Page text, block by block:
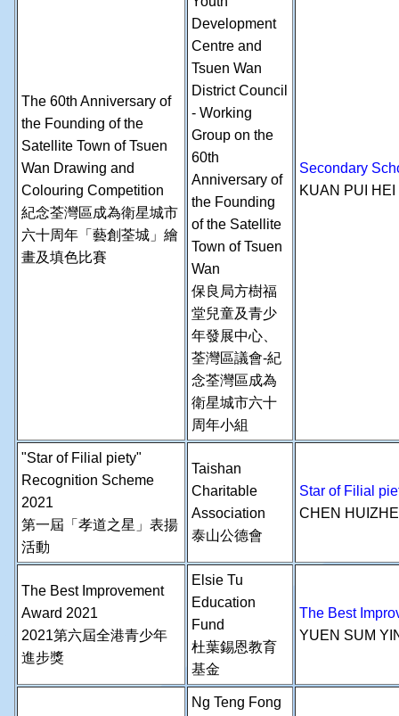
The 60th Anniversary of
the Founding of the
Satellite Town of Tsuen
Wan Drawing and
Colouring Competition
紀念荃灣區成為衛星城市
六十周年「藝創荃城」繪
畫及填色比賽
Development
Centre and
Tsuen Wan
District Council
- Working
Group on the
60th
Anniversary of
the Founding
of the Satellite
Town of Tsuen
Wan
保良局方樹福
堂兒童及青少
年發展中心、
荃灣區議會-紀
念荃灣區成為
衛星城市六十
周年小組
Secondary
KUAN PUI
"Star of Filial piety"
Recognition Scheme
2021
第一屆「孝道之星」表揚
活動
Taishan
Charitable
Association
泰山公德會
Star of Filial
CHEN
The Best Improvement
Award 2021
2021第六屆全港青少年
進步獎
Elsie Tu
Education
Fund
杜葉錫恩教育
基金
The Best
YUEN SUM
Ng Teng Fong